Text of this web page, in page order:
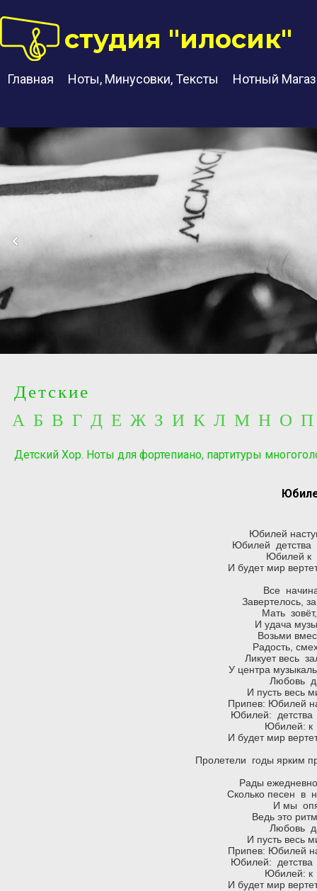
Главная Ноты, Минусовки, Тексты Нотный
студия "илосик"
А Б В Г Д Е Ж З И К Л М Н О
Детские
Детский Хор. Ноты для фортепиано, партитуры
Юбилей
Юбилей детства
Юбилей к
И будет мир
Все
Завертелось,
Мать
И удача
Возьми
Радость,
Ликует весь
У центра
Любовь
И пусть весь
Припев: Юбилей
Юбилей: детства
Юбилей: к
И будет мир
Пролетели годы ярким
Рады
Сколько песен в
И мы
Ведь это
Любовь
И пусть весь
Припев: Юбилей
Юбилей: детства
Юбилей: к
И будет мир